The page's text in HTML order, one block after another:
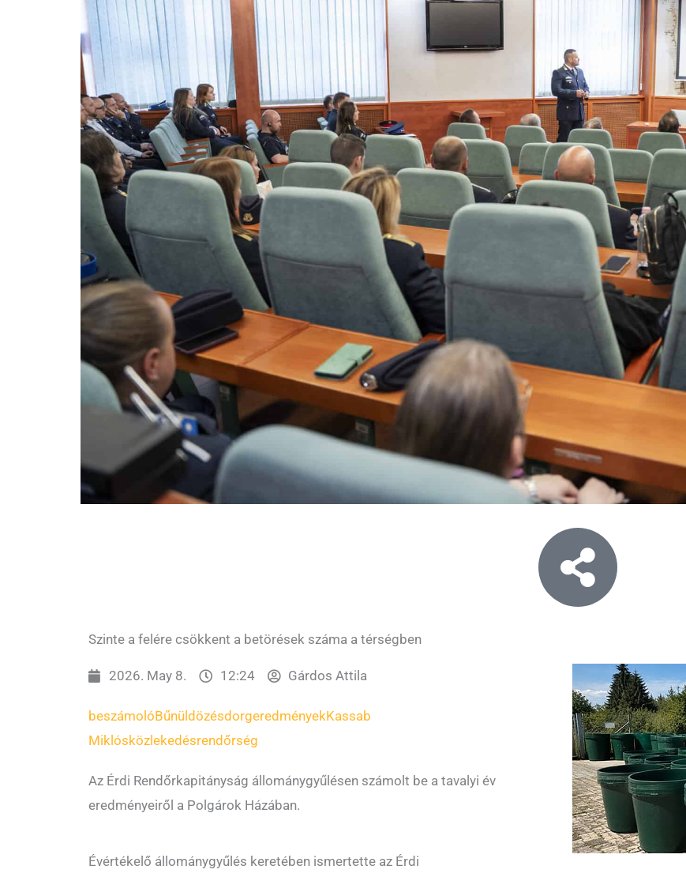
Szinte a felére csökkent a betörések száma a térségben
2026. May 8. 12:24 Gárdos Attila
beszámolóBűnüldözésdorgeredményekKassab
Miklósközlekedésrendőrség
Az Érdi Rendőrkapitányság állománygyűlésen számolt be a tavalyi év
eredményeiről a Polgárok Házában.
Évértékelő állománygyűlés keretében ismertette az Érdi